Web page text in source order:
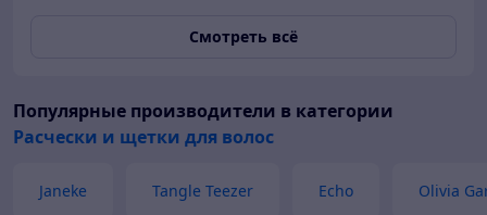
Смотреть всё
Популярные производители в категории
Расчески и щетки для волос
Janeke Tangle Teezer Echo Olivia